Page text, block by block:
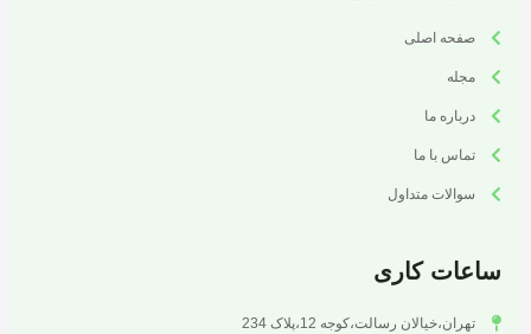
صفحه اصلی
مجله
درباره ما
تماس با ما
سوالات متداول
ساعات کاری
تهران،خیالان رسالت،کوجه 12،پلاک 234